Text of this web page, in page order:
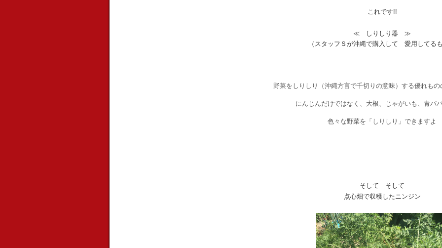
これです!!
≪ しりしり器 ≫
（スタッフＳが沖縄で購入して 愛用してるも
野菜をしりしり（沖縄方言で千切りの意味）する優れも
にんじんだけではなく、大根、じゃがいも、青パ
色々な野菜を「しりしり」できますよ
そして そして
点心畑で収穫したニンジン